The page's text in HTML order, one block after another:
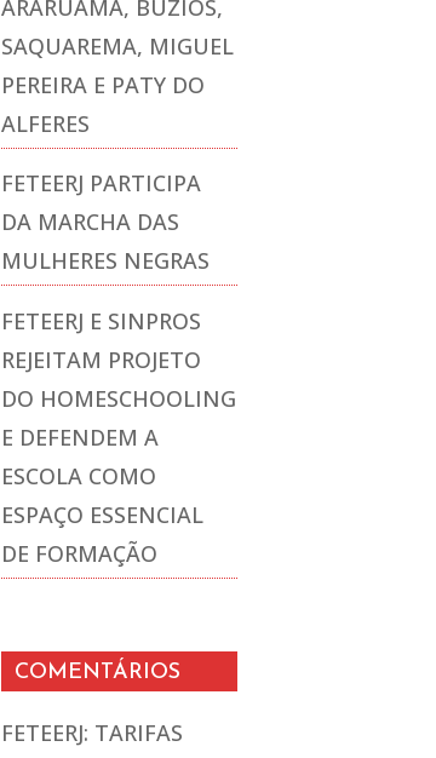
ARARUAMA, BÚZIOS,
SAQUAREMA, MIGUEL
PEREIRA E PATY DO
ALFERES
FETEERJ PARTICIPA
DA MARCHA DAS
MULHERES NEGRAS
FETEERJ E SINPROS
REJEITAM PROJETO
DO HOMESCHOOLING
E DEFENDEM A
ESCOLA COMO
ESPAÇO ESSENCIAL
DE FORMAÇÃO
COMENTÁRIOS
FETEERJ: TARIFAS